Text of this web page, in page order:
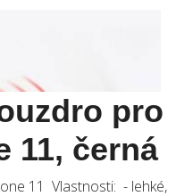
pro
11, černá
11 Vlastnosti: - lehké,